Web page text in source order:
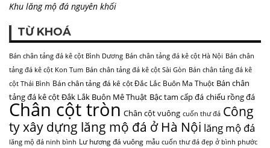
Khu lăng mộ đá nguyên khối
TỪ KHOÁ
Bán chân tảng đá kê cột Bình Dương Bán chân tảng đá kê cột Hà Nội Bán chân
tảng đá kê cột Kon Tum Bán chân tảng đá kê cột Sài Gòn Bán chân tảng đá kê
cột Thái Bình Bán chân tảng đá kê cột Đắc Lắc Buôn Ma Thuột Bán chân
tảng đá kê cột Đắk Lắk Buôn Mê Thuật Bậc tam cấp đá chiếu rồng đá
Chân cột tròn Chân cột vuông cuốn thư đá Công
ty xây dựng lăng mộ đá ở Hà Nội lăng mộ đá
lăng mộ đá ninh bình Lư hương đá vuông mẫu cuốn thư đá đẹp ở bình phước